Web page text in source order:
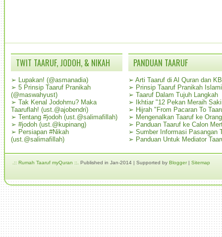
TWIT TAARUF, JODOH, & NIKAH
➢ Lupakan! (@asmanadia)
➢ 5 Prinsip Taaruf Pranikah
(@maswahyust)
➢ Tak Kenal Jodohmu? Maka
Taaruflah! (ust.@ajobendri)
➢ Tentang #jodoh (ust.@salimafillah)
➢ #jodoh (ust.@kupinang)
➢ Persiapan #Nikah
(ust.@salimafillah)
PANDUAN TAARUF
➢ Arti Taaruf di Al Quran dan
➢ Prinsip Taaruf Pranikah Islami
➢ Taaruf Dalam Tujuh Langkah
➢
Ikhtiar "12 Pekan Meraih
➢ Hijrah "From Pacaran To
➢ Mengenalkan Taaruf ke
➢ Panduan Taaruf ke Calon
➢ Sumber Informasi Pasangan
➢ Panduan Untuk Mediator
.:: Rumah Taaruf myQuran ::. Published in Jan-2014 | Supported by Blogger| Sitemap